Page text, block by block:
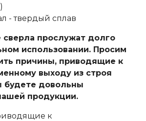
-твердый сплав
сверла прослужат долго
использовании. Просим
причины, приводящие к
выходу из строя
будете довольны
продукции.
к